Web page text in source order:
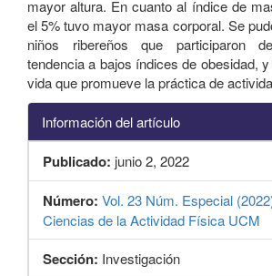
mayor altura. En cuanto al índice de
el 5% tuvo mayor masa corporal. Se
niños ribereños que participaron
tendencia a bajos índices de obesidad,
vida que promueve la práctica de
Información del artículo
Publicado: junio 2, 2022
Número: Vol. 23 Núm. Especial
Ciencias de la Actividad Física UCM
Sección: Investigación